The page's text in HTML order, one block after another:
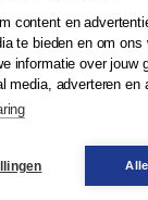
content en
te bieden en om ons
informatie over jouw
media, adverteren en